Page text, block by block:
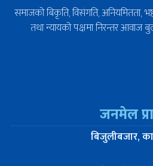
समाजको बिकृति, विसंगति, अनियमितता,
तथा न्यायको पक्षमा निरन्तर आवाज
जनमेल
बिजुलीबजार,